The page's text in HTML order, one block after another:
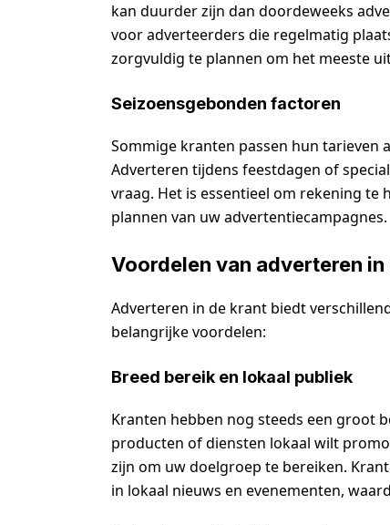
kan duurder zijn dan doordeweeks
voor adverteerders die regelmatig
zorgvuldig te plannen om het meeste
Seizoensgebonden factoren
Sommige kranten passen hun tarieven
Adverteren tijdens feestdagen of
vraag. Het is essentieel om rekening
plannen van uw advertentiecampagnes.
Voordelen van adverteren in
Adverteren in de krant biedt
belangrijke voordelen:
Breed bereik en lokaal publiek
Kranten hebben nog steeds een groot
producten of diensten lokaal wilt
zijn om uw doelgroep te bereiken.
in lokaal nieuws en evenementen,